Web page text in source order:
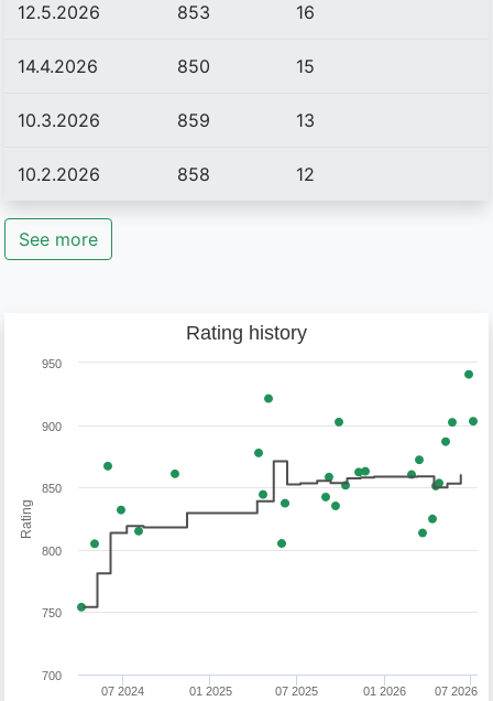
12.5.2026 853 16
14.4.2026 850 15
10.3.2026 859 13
10.2.2026 858 12
See more
Rating
Rating history
07 2024 01 2025 07 2025 01 2026 07 2026
700
750
800
850
900
950